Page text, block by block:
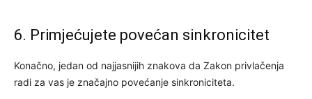
6. Primjećujete povećan sinkronicitet
Konačno, jedan od najjasnijih znakova da Zakon privlačenja
radi za vas je značajno povećanje sinkroniciteta.